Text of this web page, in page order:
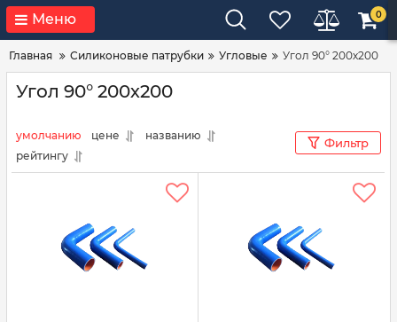
Меню 0
Главная Силиконовые патрубки Угловые Угол 90° 200х200
Угол 90° 200х200
умолчанию цене
названию
рейтингу
Фильтр